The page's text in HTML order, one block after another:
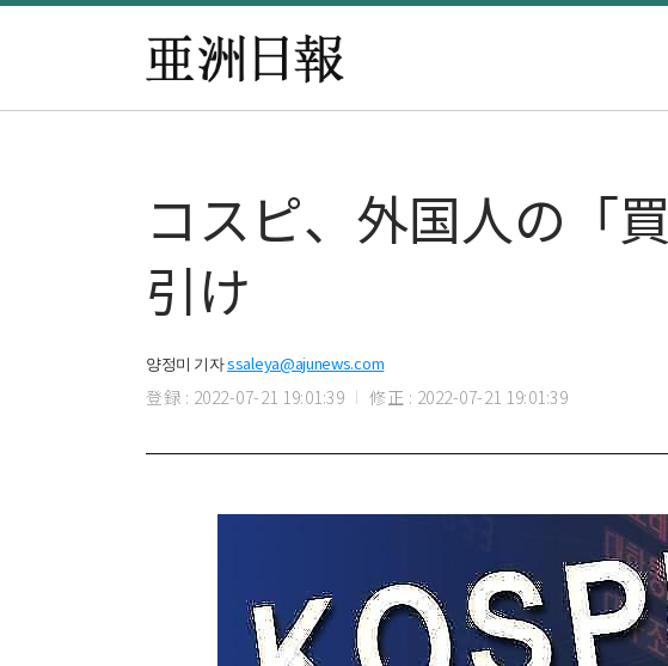
コスピ、外国人の「
引け
양정미 기자ssaleya@ajunews.com
登録 : 2022-07-21 19:01:39 修正 : 2022-07-21 19:01:39